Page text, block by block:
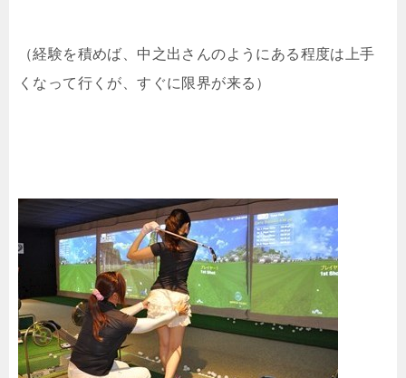
（経験を積めば、中之出さんのようにある程度は上手
くなって行くが、すぐに限界が来る）